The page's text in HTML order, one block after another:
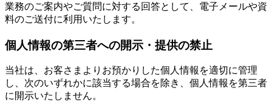
業務のご案内やご質問に対する回答として、電子メールや資
料のご送付に利用いたします。
個人情報の第三者への開示・提供の禁止
当社は、お客さまよりお預かりした個人情報を適切に管理
し、次のいずれかに該当する場合を除き、個人情報を第三者
に開示いたしません。